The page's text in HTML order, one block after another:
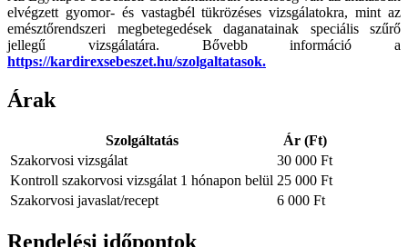
elvégzett gyomor- és vastagbél tükrözéses vizsgálatokra, mint az
emésztőrendszeri megbetegedések daganatainak speciális szűrő
jellegű vizsgálatára. Bővebb információ a
https://kardirexsebeszet.hu/szolgaltatasok.
Árak
Szolgáltatás
Ár (Ft)
Szakorvosi vizsgálat
30 000 Ft
Kontroll szakorvosi vizsgálat 1 hónapon belül 25 000 Ft
Szakorvosi javaslat/recept
6 000 Ft
Rendelési időpontok